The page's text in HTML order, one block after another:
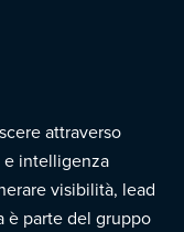
attraverso
intelligenza
visibilità, lead
è parte del gruppo